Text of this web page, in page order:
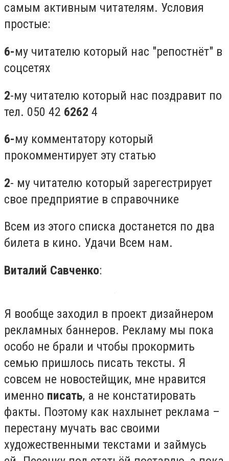
самым активным читателям. Условия
простые:
6-му читателю который нас "репостнёт" в
соцсетях
2-му читателю который нас поздравит по
тел. 050 42 6262 4
6-му комментатору который
прокомментирует эту статью
2- му читателю который зарегестрирует
свое предприятие в справочнике
Всем из этого списка достанется по два
билета в кино. Удачи Всем нам.
Виталий Савченко:
Я вообще заходил в проект дизайнером
рекламных баннеров. Рекламу мы пока
особо не брали и чтобы прокормить
семью пришлось писать тексты. Я
совсем не новостейщик, мне нравится
именно писать, а не констатировать
факты. Поэтому как нахлынет реклама –
перестану мучать вас своими
художественными текстами и займусь